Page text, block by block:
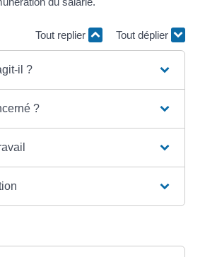
Tout replier Tout déplier
il ?
?